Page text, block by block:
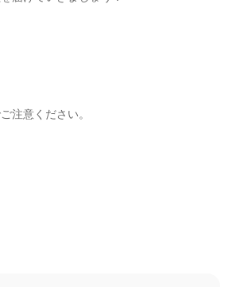
注意ください。